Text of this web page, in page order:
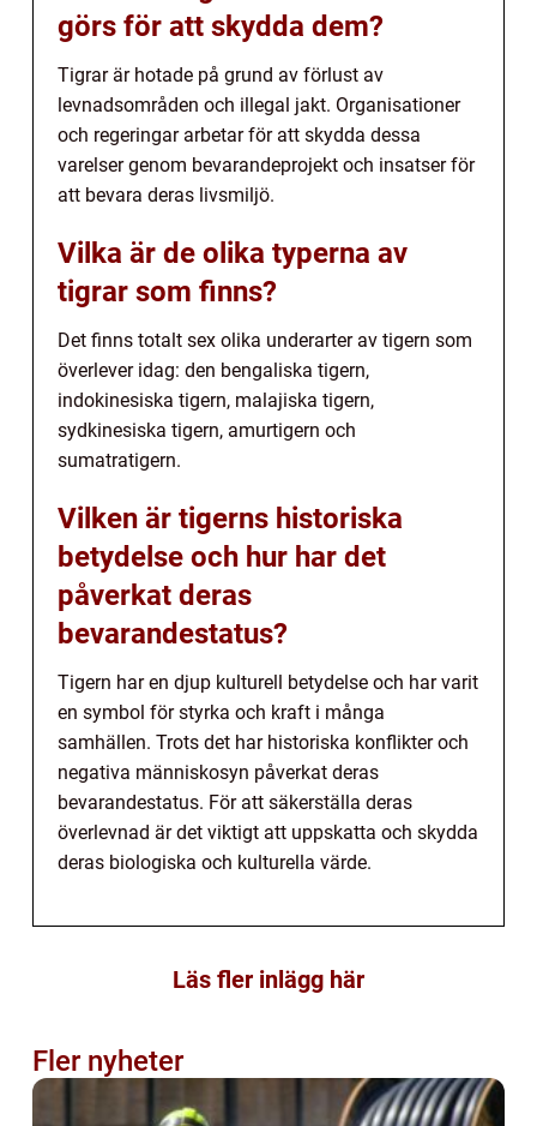
görs för att skydda dem?
Tigrar är hotade på grund av förlust av
levnadsområden och illegal jakt. Organisationer
och regeringar arbetar för att skydda dessa
varelser genom bevarandeprojekt och insatser för
att bevara deras livsmiljö.
Vilka är de olika typerna av
tigrar som finns?
Det finns totalt sex olika underarter av tigern som
överlever idag: den bengaliska tigern,
indokinesiska tigern, malajiska tigern,
sydkinesiska tigern, amurtigern och
sumatratigern.
Vilken är tigerns historiska
betydelse och hur har det
påverkat deras
bevarandestatus?
Tigern har en djup kulturell betydelse och har varit
en symbol för styrka och kraft i många
samhällen. Trots det har historiska konflikter och
negativa människosyn påverkat deras
bevarandestatus. För att säkerställa deras
överlevnad är det viktigt att uppskatta och skydda
deras biologiska och kulturella värde.
Läs fler inlägg här
Fler nyheter